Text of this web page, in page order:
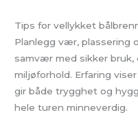
Tips for vellykket
Planlegg vær, plassering
samvær med sikker
miljøforhold. Erfaring
gir både trygghet og
hele turen minneverdig.